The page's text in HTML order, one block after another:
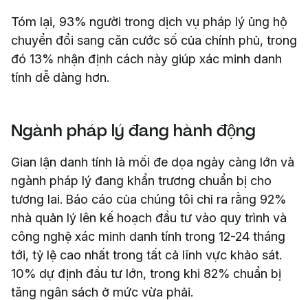
Tóm lại, 93% người trong dịch vụ pháp lý ủng hộ
chuyển đổi sang căn cước số của chính phủ, trong
đó 13% nhận định cách này giúp xác minh danh
tính dễ dàng hơn.
Ngành pháp lý đang hành động
Gian lận danh tính là mối đe dọa ngày càng lớn và
ngành pháp lý đang khẩn trương chuẩn bị cho
tương lai. Báo cáo của chúng tôi chỉ ra rằng 92%
nhà quản lý lên kế hoạch đầu tư vào quy trình và
công nghệ xác minh danh tính trong 12-24 tháng
tới, tỷ lệ cao nhất trong tất cả lĩnh vực khảo sát.
10% dự định đầu tư lớn, trong khi 82% chuẩn bị
tăng ngân sách ở mức vừa phải.